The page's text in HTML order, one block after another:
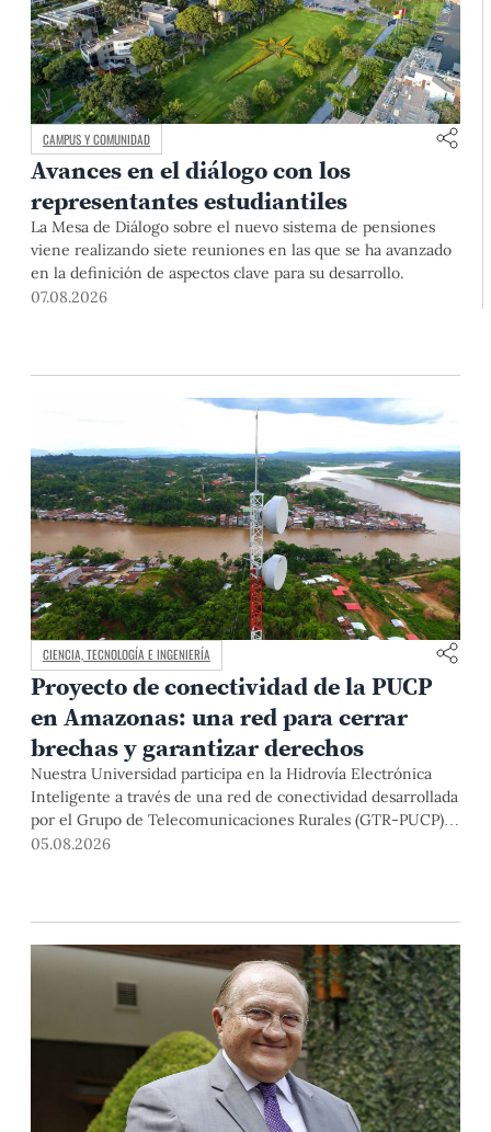
CAMPUS Y COMUNIDAD
Avances en el diálogo con los
representantes estudiantiles
La Mesa de Diálogo sobre el nuevo sistema de pensiones
viene realizando siete reuniones en las que se ha avanzado
en la definición de aspectos clave para su desarrollo.
07.08.2026
CIENCIA, TECNOLOGÍA E INGENIERÍA
Proyecto de conectividad de la PUCP
en Amazonas: una red para cerrar
brechas y garantizar derechos
Nuestra Universidad participa en la Hidrovía Electrónica
Inteligente a través de una red de conectividad desarrollada
por el Grupo de Telecomunicaciones Rurales (GTR-PUCP)
desde el 2018. En esta nota repasamos cómo ha sido el
05.08.2026